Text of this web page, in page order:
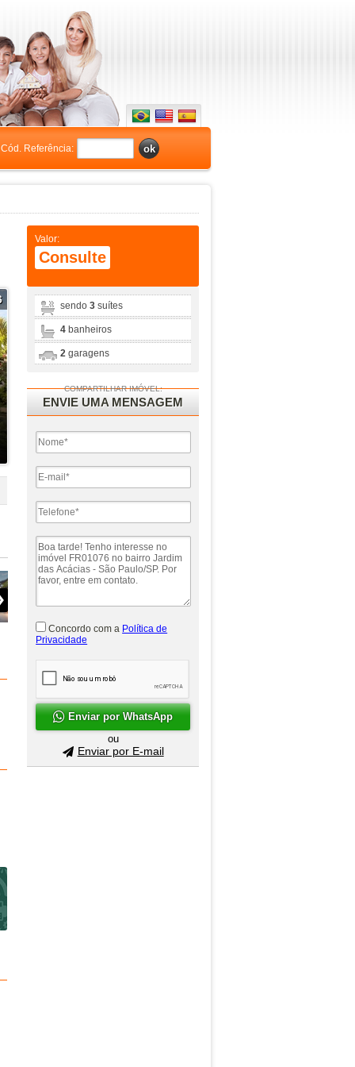
Cód. Referência:
Valor:
Consulte
sendo3 suítes
4 banheiros
2 garagens
COMPARTILHAR IMÓVEL:
ENVIE UMA MENSAGEM
Concordo com a Política de
Privacidade
Enviar por WhatsApp
ou
Enviar por E-mail